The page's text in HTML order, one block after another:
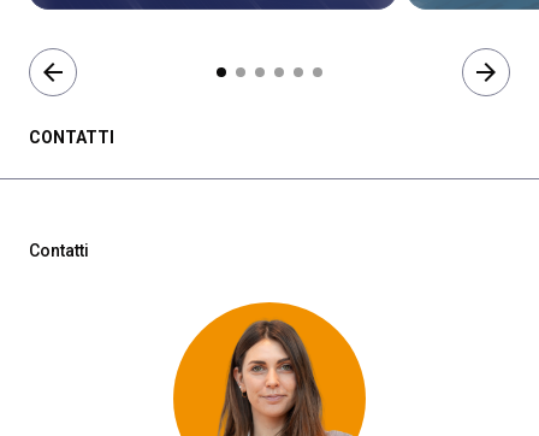
arrow_back arrow_forward
CONTATTI
Contatti